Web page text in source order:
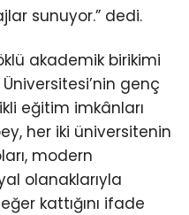
sunuyor.” dedi.
akademik birikimi
genç
eğitim imkânları
her iki üniversitenin
modern
olanaklarıyla
kattığını ifade